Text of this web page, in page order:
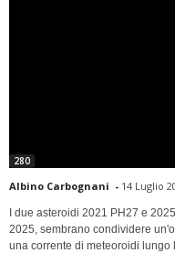
280
Albino Carbognani - 14 Luglio
I due asteroidi 2021 PH27 e
2025, sembrano condividere
una corrente di meteoroidi lungo